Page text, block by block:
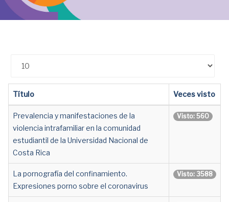
Título Veces visto
Prevalencia y manifestaciones de la
violencia intrafamiliar en la comunidad
estudiantil de la Universidad Nacional de
Costa Rica
Visto: 560
La pornografía del confinamiento.
Expresiones porno sobre el coronavirus
Visto: 3588